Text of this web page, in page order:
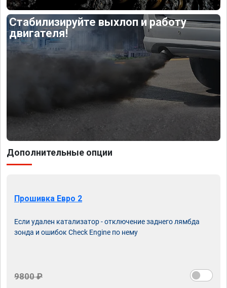
Стабилизируйте выхлоп и работу
двигателя!
Дополнительные опции
Прошивка Евро 2
Если удален катализатор - отключение заднего лямбда
зонда и ошибок Check Engine по нему
9800 ₽